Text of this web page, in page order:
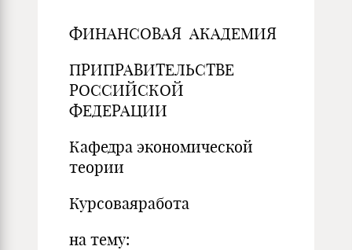
ФИНАНСОВАЯ АКАДЕМИЯ
ПРИПРАВИТЕЛЬСТВЕ
РОССИЙСКОЙ
ФЕДЕРАЦИИ
Кафедра экономической
теории
Курсоваяработа
на тему: